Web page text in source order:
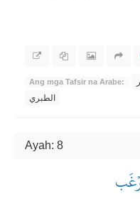
Ang mga Tafsir na Arabe:
الطبري
Ayah: 8